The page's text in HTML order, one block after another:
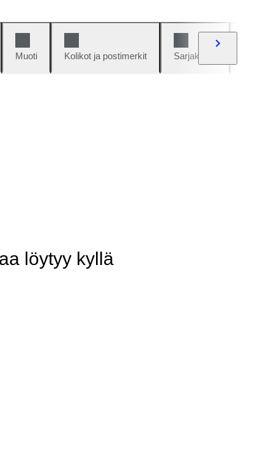
Muoti Kolikot ja postimerkit Sarjakuvat
löytyy kyllä